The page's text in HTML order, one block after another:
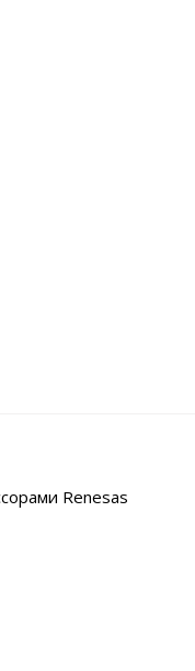
Renesas